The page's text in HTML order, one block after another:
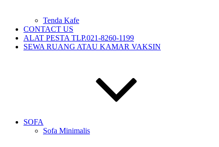
Tenda Kafe
CONTACT US
ALAT PESTA TLP.021-8260-1199
SEWA RUANG ATAU KAMAR VAKSIN
SOFA
Sofa Minimalis